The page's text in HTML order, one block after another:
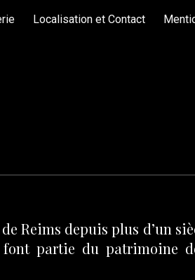
Localisation et Contact
Reims depuis plus d’un
partie du patrimoine